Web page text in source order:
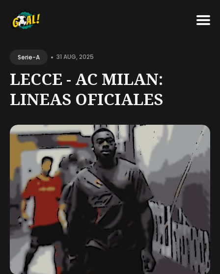
forSerie-A • 31 AUG, 2025
LECCE - AC MILAN:
LINEAS OFICIALES